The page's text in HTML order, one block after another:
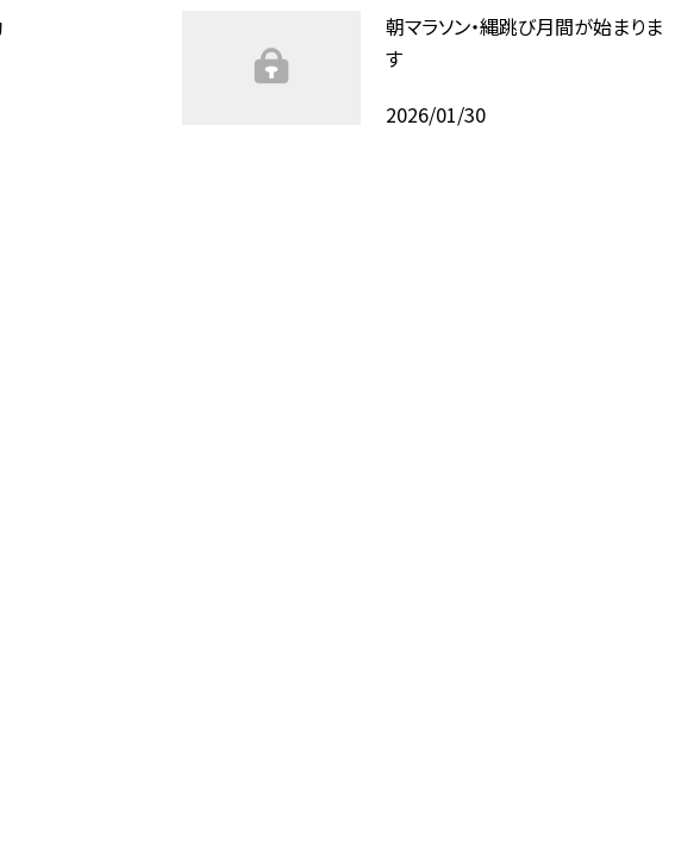
朝マラソン・縄跳び月間が始まりま
す
2026/01/30